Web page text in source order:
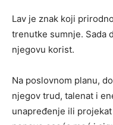
Lav je znak koji
trenutke sumnje. Sada
njegovu korist.
Na poslovnom planu,
njegov trud, talenat i
unapređenje ili